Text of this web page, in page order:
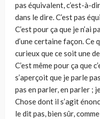
pas équivalent, c’est-à-
dans le dire. C’est pas
C’est pour ça que je n’ai
d’une certaine façon. Ce
curieux que ce soit une
C’est même pour ça que
s’aperçoit que je parle
pas en parler, en parler ;
Chose dont il s’agit
le dit pas, bien sûr,